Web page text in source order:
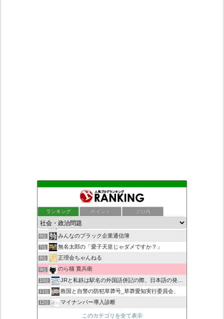
ランキング ポイント ブロ画
もえるあじあ
死神タカ位置サナエのオイルショックドクトリン憲法改悪計画！
ダリチョコ dalichoko
5位 恥を知れ、恥を
6位 みんなのブラック企業通信簿
7位 無名太郎の「愛子天皇じゃダメですか？」
8位 正理会ちゃんねる
9位 のら猫 寛兵衛
10位 JRと私鉄は駅名の外国語併記の際、日本語の発音/…
11位 救国と自警の防犯草莽号_草莽愛知実行委員会、
12位 マイナンバー導入診断
ヨウイチとウサコの常識がひっくり返る消費税
このカテゴリを全て表示